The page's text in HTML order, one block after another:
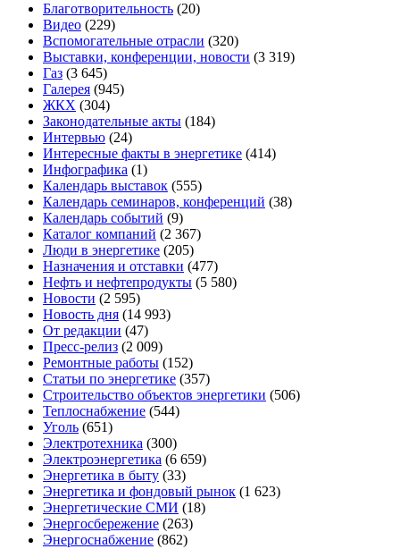
Благотворительность (20)
Видео (229)
Вспомогательные отрасли (320)
Выставки, конференции, новости (3 319)
Газ (3 645)
Галерея (945)
ЖКХ (304)
Законодательные акты (184)
Интервью (24)
Интересные факты в энергетике (414)
Инфографика (1)
Календарь выставок (555)
Календарь семинаров, конференций (38)
Календарь событий (9)
Каталог компаний (2 367)
Люди в энергетике (205)
Назначения и отставки (477)
Нефть и нефтепродукты (5 580)
Новости (2 595)
Новость дня (14 993)
От редакции (47)
Пресс-релиз (2 009)
Ремонтные работы (152)
Статьи по энергетике (357)
Строительство объектов энергетики (506)
Теплоснабжение (544)
Уголь (651)
Электротехника (300)
Электроэнергетика (6 659)
Энергетика в быту (33)
Энергетика и фондовый рынок (1 623)
Энергетические СМИ (18)
Энергосбережение (263)
Энергоснабжение (862)